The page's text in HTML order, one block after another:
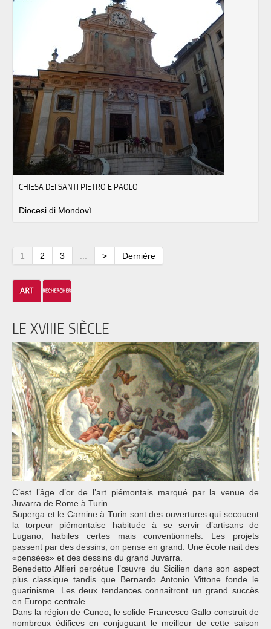
CHIESA DEI SANTI PIETRO E PAOLO
Diocesi di Mondovì
1 2 3 ... > Dernière
LE XVIIIE SIÈCLE
C’est l’âge d’or de l’art piémontais marqué par la venue de
Juvarra de Rome à Turin.
Superga et le Carnine à Turin sont des ouvertures qui secouent
la torpeur piémontaise habituée à se servir d’artisans de
Lugano, habiles certes mais conventionnels. Les projets
passent par des dessins, on pense en grand. Une école nait des
«pensées» et des dessins du grand Juvarra.
Benedetto Alfieri perpétue l’œuvre du Sicilien dans son aspect
plus classique tandis que Bernardo Antonio Vittone fonde le
guarinisme. Les deux tendances connaitront un grand succès
en Europe centrale.
Dans la région de Cuneo, le solide Francesco Gallo construit de
nombreux édifices en conjuguant le meilleur de cette saison